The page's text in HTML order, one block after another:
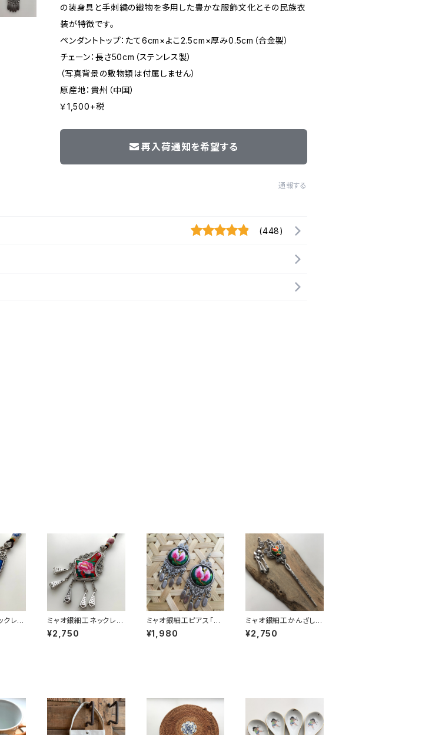
の装身具と手刺繍の織物を多用した豊かな服飾文化とその民族衣
装が特徴です。
ペンダントトップ：たて6cm×よこ2.5cm×厚み0.5cm（合金製）
チェーン：長さ50cm（ステンレス製）
（写真背景の敷物類は付属しません）
原産地：貴州（中国）
￥1,500+税
再入荷通知を希望する
通報する
(448)
クレス
ミャオ銀細工ネックレス
「朱紅」
¥2,750
ミャオ銀細工ピアス「フ
クロウ」
¥1,980
ミャオ銀細工かんざし
「橙」
¥2,750